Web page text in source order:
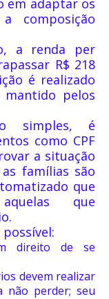
em adaptar os
composição
a renda per
R$ 218
é realizado
mantido pelos
simples, é
como CPF
a situação
famílias são
que
que
direito de se
devem realizar
não perder; seu